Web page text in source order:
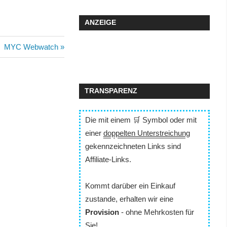
Nächster
Beitrag:
MYC Webwatch
ANZEIGE
TRANSPARENZ
Die mit einem 🛒 Symbol oder mit
einer doppelten Unterstreichung
gekennzeichneten Links sind
Affiliate-Links.
Kommt darüber ein Einkauf
zustande, erhalten wir eine
Provision- ohne Mehrkosten für